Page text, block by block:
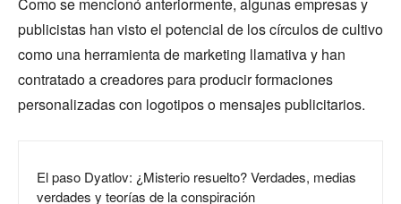
publicistas han visto el potencial de los círculos de cultivo
como una herramienta de marketing llamativa y han
contratado a creadores para producir formaciones
personalizadas con logotipos o mensajes publicitarios.
El paso Dyatlov: ¿Misterio resuelto? Verdades, medias
verdades y teorías de la conspiración